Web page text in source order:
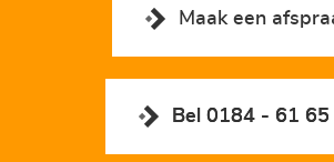
Maak een
Bel 0184 - 61 65